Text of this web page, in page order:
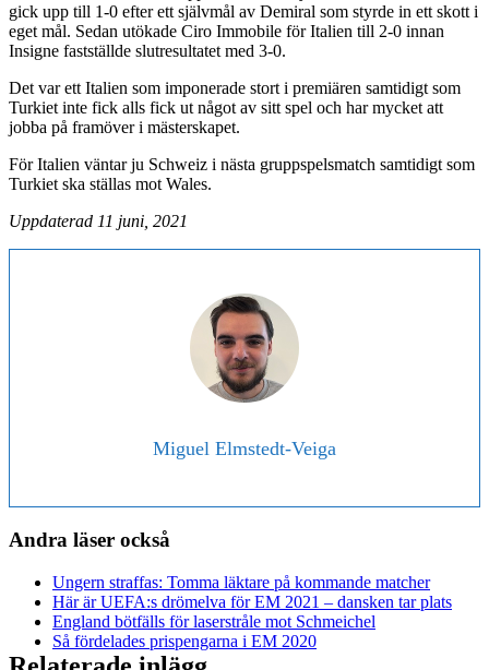
gick upp till 1-0 efter ett självmål av Demiral som styrde in ett skott i
eget mål. Sedan utökade Ciro Immobile för Italien till 2-0 innan
Insigne fastställde slutresultatet med 3-0.
Det var ett Italien som imponerade stort i premiären samtidigt som
Turkiet inte fick alls fick ut något av sitt spel och har mycket att
jobba på framöver i mästerskapet.
För Italien väntar ju Schweiz i nästa gruppspelsmatch samtidigt som
Turkiet ska ställas mot Wales.
Uppdaterad 11 juni, 2021
Miguel Elmstedt-Veiga
Andra läser också
Ungern straffas: Tomma läktare på kommande matcher
Här är UEFA:s drömelva för EM 2021 – dansken tar plats
England bötfälls för laserstråle mot Schmeichel
Så fördelades prispengarna i EM 2020